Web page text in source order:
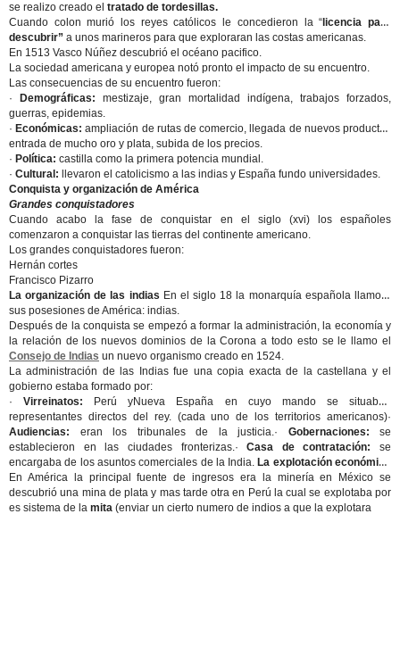
se realizo creado el tratado de tordesillas.
Cuando colon murió los reyes católicos le concedieron la “ licencia para
descubrir” a unos marineros para que exploraran las costas americanas.
En 1513 Vasco Núñez descubrió el océano pacifico.
La sociedad americana y europea notó pronto el impacto de su encuentro.
Las consecuencias de su encuentro fueron:
·
Demográficas: mestizaje, gran mortalidad indígena, trabajos forzados,
guerras, epidemias.
· Económicas: ampliación de rutas de comercio, llegada de nuevos productos
entrada de mucho oro y plata, subida de los precios.
· Política: castilla como la primera potencia mundial.
· Cultural: llevaron el catolicismo a las indias y España fundo universidades.
Conquista y organización de América
Grandes conquistadores
Cuando acabo la fase de conquistar en el siglo (xvi) los españoles
comenzaron a conquistar las tierras del continente americano.
Los grandes conquistadores fueron:
Hernán cortes
Francisco Pizarro
La organización de las indias En el siglo 18 la monarquía española llamo a
sus posesiones de América: indias.
Después de la conquista se empezó a formar la administración, la economía y
la relación de los nuevos dominios de la Corona a todo esto se le llamo el
Consejo de Indias un nuevo organismo creado en 1524.
La administración de las Indias fue una copia exacta de la castellana y el
gobierno estaba formado por:
·Virreinatos:
Perú yNueva España en cuyo mando se situaban
representantes directos del rey. (cada uno de los territorios americanos)·
Audiencias: eran los tribunales de la justicia.· Gobernaciones: se
establecieron en las ciudades fronterizas.·Casa de contratación: se
encargaba de los asuntos comerciales de la India. La explotación económica
En América la principal fuente de ingresos era la minería en México se
descubrió una mina de plata y mas tarde otra en Perú la cual se explotaba por
es sistema de la mita (enviar un cierto numero de indios a que la explotara